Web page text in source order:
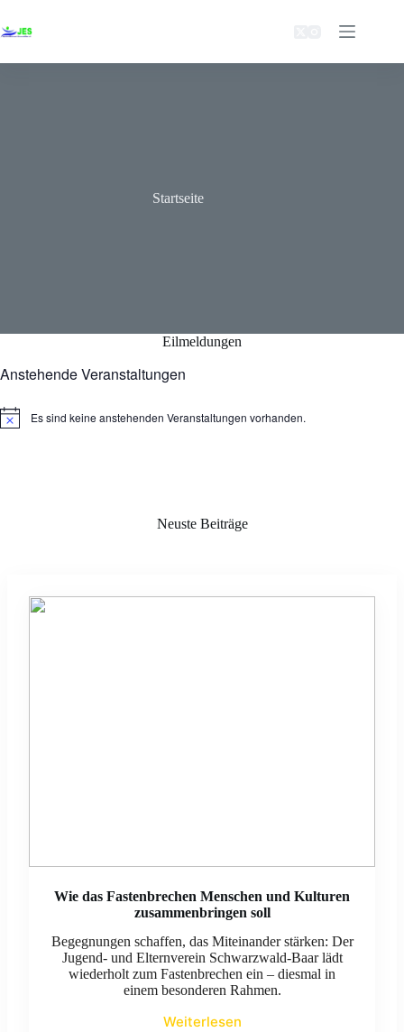
Inhalt
springen
Startseite
Eilmeldungen
Anstehende Veranstaltungen
H
Es sind keine anstehenden Veranstaltungen vorhanden.
Neuste Beiträge
Wie das Fastenbrechen Menschen und Kulturen
zusammenbringen soll
Begegnungen schaffen, das Miteinander stärken: Der
Jugend- und Elternverein Schwarzwald-Baar lädt
wiederholt zum Fastenbrechen ein – diesmal in
einem besonderen Rahmen.
Weiterlesen